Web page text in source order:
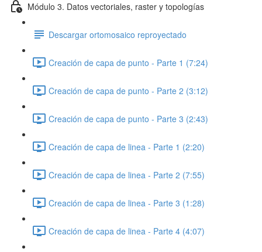
Módulo 3. Datos vectoriales, raster y topologías
Descargar ortomosaico reproyectado
Creación de capa de punto - Parte 1 (7:24)
Creación de capa de punto - Parte 2 (3:12)
Creación de capa de punto - Parte 3 (2:43)
Creación de capa de linea - Parte 1 (2:20)
Creación de capa de linea - Parte 2 (7:55)
Creación de capa de linea - Parte 3 (1:28)
Creación de capa de linea - Parte 4 (4:07)